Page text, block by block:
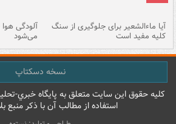
آیا ماءالشعیر برای جلوگیری از سنگ
کلیه مفید است
آلودگی
می‌شود
نسخه دسکتاپ
کليه حقوق اين سايت متعلق به پایگاه خبري-
استفاده از مطالب آن با ذکر منبع